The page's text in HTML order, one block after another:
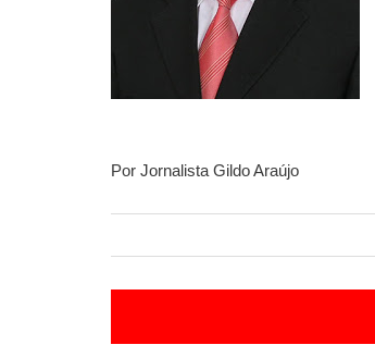
Por Jornalista Gildo Araújo